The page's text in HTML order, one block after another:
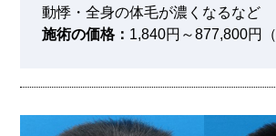
動悸・全身の体毛が濃くなるなど
施術の価格： 1,840円～877,800円（